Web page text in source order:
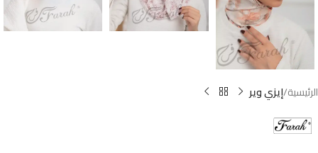
الرئيسية إيزي وير